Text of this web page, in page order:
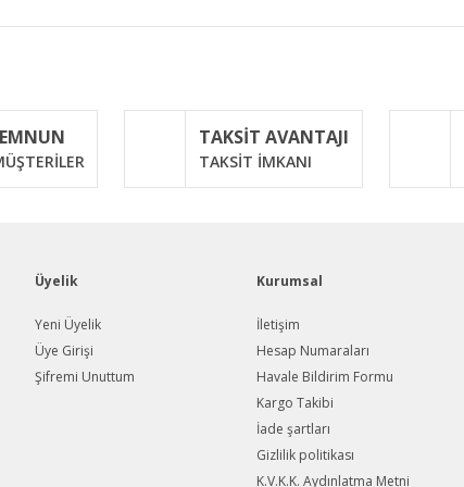
Yorum Yaz
Gönder
TAKSİT AVANTAJI
TAKSİT İMKANI
Üyelik
Yeni Üyelik
Üye Girişi
Şifremi Unuttum
Kurumsal
İletişim
Hesap Numaraları
Havale Bildirim Formu
Kargo Takibi
İade şartları
Gizlilik politikası
K.V.K.K. Aydınlatma Metni